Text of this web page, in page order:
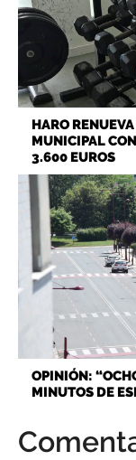
HARO
MUNICIPAL
3.600 EUROS
OPINIÓN:
MINUTOS DE